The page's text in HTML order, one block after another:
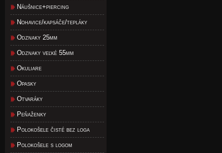
Náušnice+piercing
Nohavice/kapsáče/tepláky
Odznaky 25mm
Odznaky veľké 55mm
Okuliare
Opasky
Otvaráky
Peňaženky
Polokošele čisté bez loga
Polokošele s logom